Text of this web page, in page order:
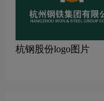
杭钢股份logo图片